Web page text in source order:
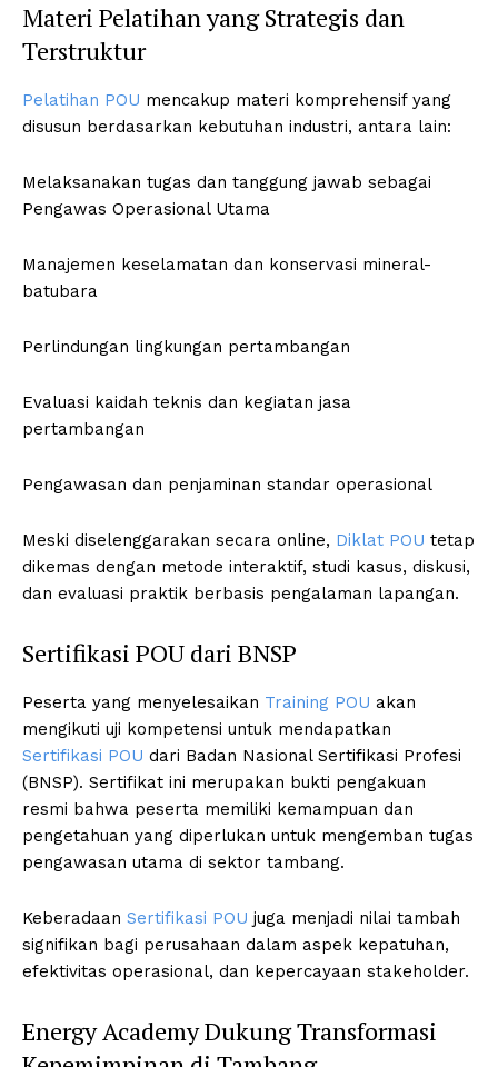
Materi Pelatihan yang Strategis dan
Terstruktur
Pelatihan POU mencakup materi komprehensif yang
disusun berdasarkan kebutuhan industri, antara lain:
Melaksanakan tugas dan tanggung jawab sebagai
Pengawas Operasional Utama
Manajemen keselamatan dan konservasi mineral-
batubara
Perlindungan lingkungan pertambangan
Evaluasi kaidah teknis dan kegiatan jasa
pertambangan
Pengawasan dan penjaminan standar operasional
Meski diselenggarakan secara online, Diklat POU tetap
dikemas dengan metode interaktif, studi kasus, diskusi,
dan evaluasi praktik berbasis pengalaman lapangan.
Sertifikasi POU dari BNSP
Peserta yang menyelesaikan Training POU akan
mengikuti uji kompetensi untuk mendapatkan
Sertifikasi POU dari Badan Nasional Sertifikasi Profesi
(BNSP). Sertifikat ini merupakan bukti pengakuan
resmi bahwa peserta memiliki kemampuan dan
pengetahuan yang diperlukan untuk mengemban tugas
pengawasan utama di sektor tambang.
Keberadaan Sertifikasi POU juga menjadi nilai tambah
signifikan bagi perusahaan dalam aspek kepatuhan,
efektivitas operasional, dan kepercayaan stakeholder.
Energy Academy Dukung Transformasi